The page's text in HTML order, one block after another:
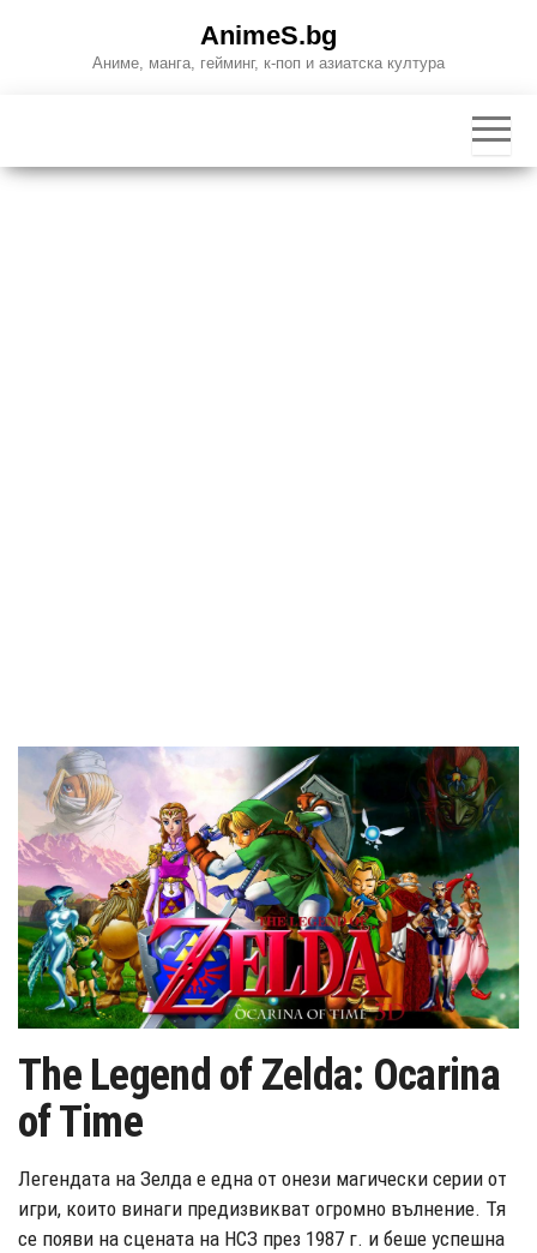
AnimeS.bg
Аниме, манга, гейминг, к-поп и азиатска култура
The Legend of Zelda: Ocarina
of Time
Легендата на Зелда е една от онези магически серии от
игри, които винаги предизвикват огромно вълнение. Тя
се появи на сцената на НСЗ през 1987 г. и беше успешна